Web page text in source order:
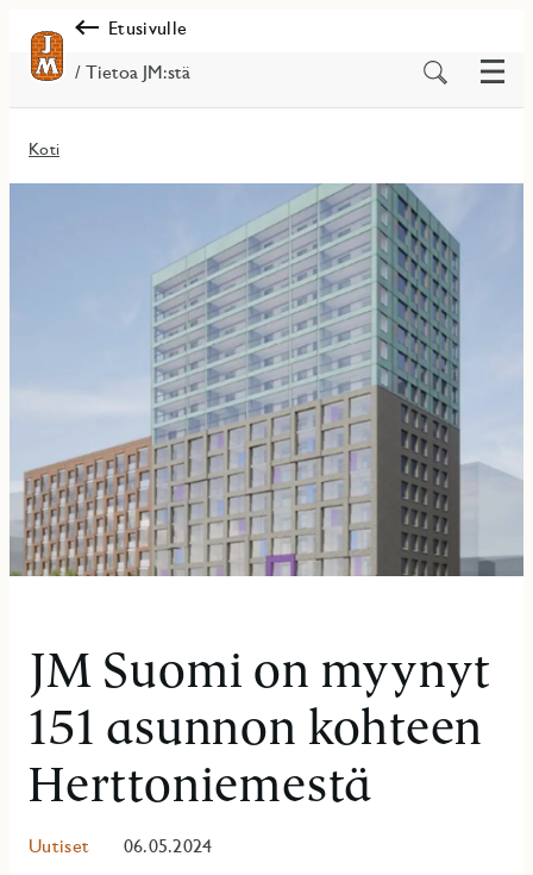
Etusivulle
/ Tietoa JM:stä
Etsi
Koti
JM Suomi on myynyt
151 asunnon kohteen
Herttoniemestä
Uutiset 06.05.2024